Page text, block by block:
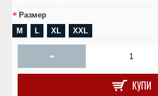
Размер
M
L XL XXL
-
КУПИ